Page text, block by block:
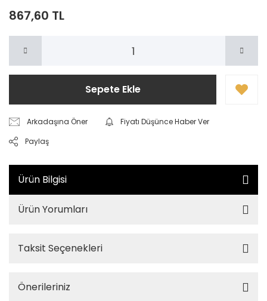
867,60 TL
Sepete Ekle
Arkadaşına Öner
Fiyatı Düşünce Haber Ver
Paylaş
Ürün Bilgisi
Ürün Yorumları
Taksit Seçenekleri
Önerileriniz